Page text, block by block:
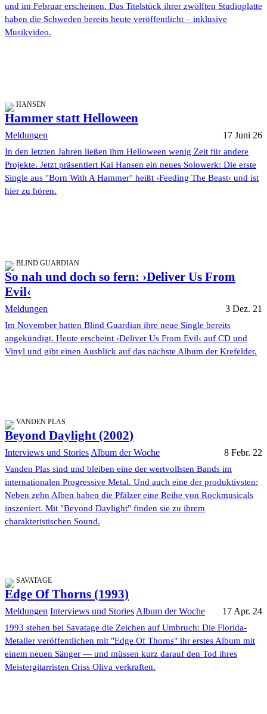
und im Februar erscheinen. Das Titelstück ihrer zwölften Studioplatte
haben die Schweden bereits heute veröffentlicht – inklusive
Musikvideo.
HANSEN
Hammer statt Helloween
Meldungen 17 Juni 26
In den letzten Jahren ließen ihm Helloween wenig Zeit für andere
Projekte. Jetzt präsentiert Kai Hansen ein neues Solowerk: Die erste
Single aus "Born With A Hammer" heißt ›Feeding The Beast‹ und ist
hier zu hören.
BLIND GUARDIAN
So nah und doch so fern: ›Deliver Us From
Evil‹
Meldungen 3 Dez. 21
Im November hatten Blind Guardian ihre neue Single bereits
angekündigt. Heute erscheint ›Deliver Us From Evil‹ auf CD und
Vinyl und gibt einen Ausblick auf das nächste Album der Krefelder.
VANDEN PLAS
Beyond Daylight (2002)
Interviews und Stories Album der Woche 8 Febr. 22
Vanden Plas sind und bleiben eine der wertvollsten Bands im
internationalen Progressive Metal. Und auch eine der produktivsten:
Neben zehn Alben haben die Pfälzer eine Reihe von Rockmusicals
inszeniert. Mit "Beyond Daylight" finden sie zu ihrem
charakteristischen Sound.
SAVATAGE
Edge Of Thorns (1993)
Meldungen Interviews und Stories Album der Woche 17 Apr. 24
1993 stehen bei Savatage die Zeichen auf Umbruch: Die Florida-
Metaller veröffentlichen mit "Edge Of Thorns" ihr erstes Album mit
einem neuen Sänger — und müssen kurz darauf den Tod ihres
Meistergitarristen Criss Oliva verkraften.